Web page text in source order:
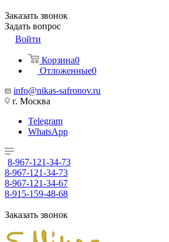
Заказать звонок
Задать вопрос
Войти
Корзина0
Отложенные0
info@nikas-safronov.ru
г. Москва
Telegram
WhatsApp
8-967-121-34-73
8-967-121-34-73
8-967-121-34-67
8-915-159-48-68
Заказать звонок